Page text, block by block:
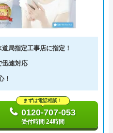
局指定工事店に指定！
迅速対応
！
まずは電話相談！
0120-707-053
受付時間 24時間